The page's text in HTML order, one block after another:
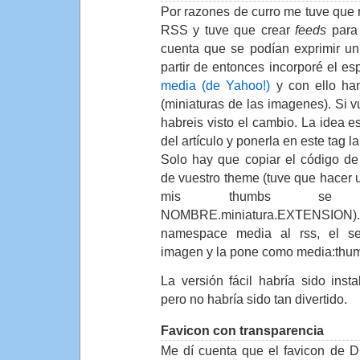
Por razones de curro me tuve
RSS y tuve que crearfeeds
cuenta que se podían exprimir
partir de entonces incorporé el
media (de Yahoo!) y con ello
(miniaturas de las imagenes). Si
habreis visto el cambio. La idea
del artículo y ponerla en este tag
Solo hay que copiar el código
de vuestro theme (tuve que hacer
mis thumbs se
namespace media al rss, el
imagen y la pone como
La versión fácil habría sido
pero no habría sido tan divertido.
Favicon con transparencia
Me dí cuenta que el favicon de